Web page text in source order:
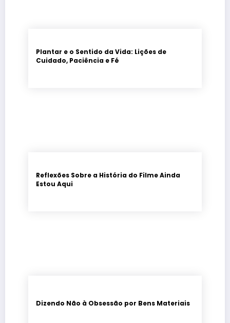
Plantar e o Sentido da Vida: Lições de
Cuidado, Paciência e Fé
Reflexões Sobre a História do Filme Ainda
Estou Aqui
Dizendo Não à Obsessão por Bens Materiais